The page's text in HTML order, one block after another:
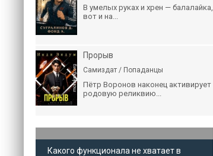
В умелых руках и хрен — балалайка,
вот и на...
Прорыв
Самиздат / Попаданцы
Пётр Воронов наконец активирует
родовую реликвию...
Какого функционала не хватает в